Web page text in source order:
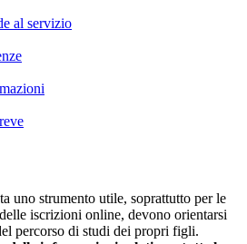
al servizio
uno strumento utile, soprattutto per le
iscrizioni online, devono orientarsi
percorso di studi dei propri figli.